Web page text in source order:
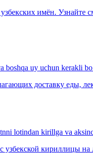
имён. Узнайте
uy uchun kerakli
доставку еды,
lotindan kirillga va
кириллицы на